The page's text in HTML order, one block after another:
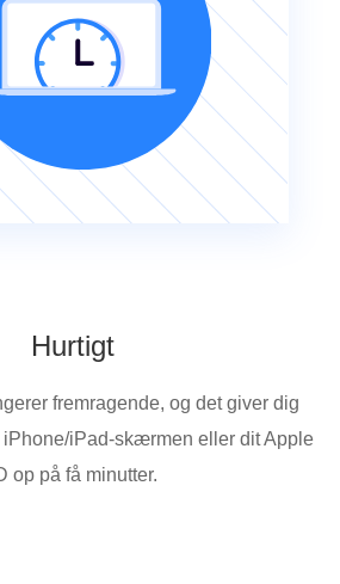
Hurtigt
fremragende, og det giver dig
iPhone/iPad-skærmen eller dit Apple
op på få minutter.